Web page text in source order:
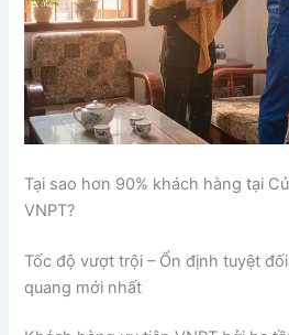
Tại sao hơn 90% khách hàng tại
VNPT?
Tốc độ vượt trội – Ổn định tuyệt
quang mới nhất